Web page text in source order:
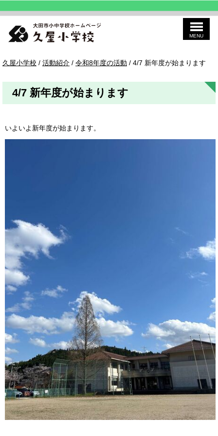
屋
MENU
現
の
置：
久屋小学校 / 活動紹介 / 令和8年度の活動 / 4/7 新年度が始まります
4/7 新年度が始まります
いよいよ新年度が始まります。